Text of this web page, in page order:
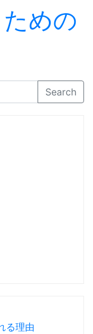
めの
Search
る理由